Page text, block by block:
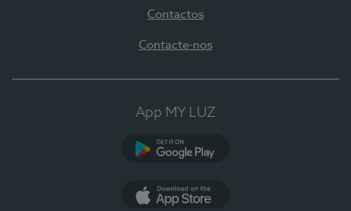
Contactos
Contacte-nos
App MY LUZ